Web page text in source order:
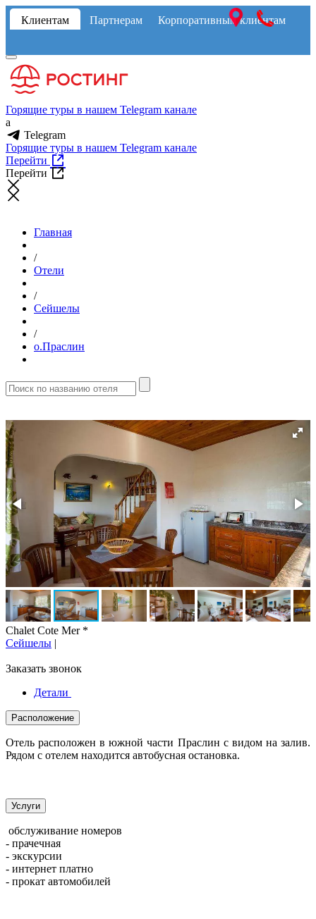
Клиентам Партнерам Корпоративным клиентам
Горящие туры в нашем Telegram канале
a
Telegram
Горящие туры в нашем Telegram канале
Перейти
Перейти
Главная
/
Отели
/
Сейшелы
/
о.Праслин
Chalet Cote Mer *
Сейшелы |
Заказать звонок
Детали
Расположение
Отель расположен в южной части Праслин с видом на залив.
Рядом с отелем находится автобусная остановка.
Услуги
обслуживание номеров
- прачечная
- экскурсии
- интернет платно
- прокат автомобилей